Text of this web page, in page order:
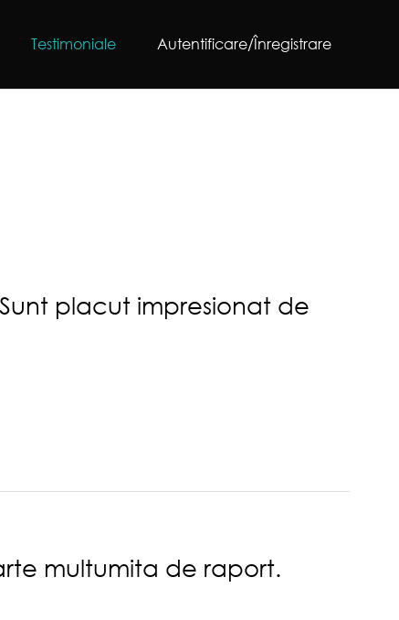
Testimoniale Autentificare/Înregistrare
placut impresionat de
multumita de raport.